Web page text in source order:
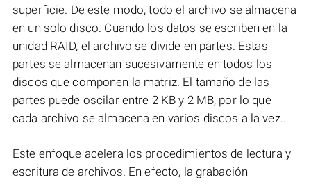
superficie. De este modo, todo el archivo se almacena
en un solo disco. Cuando los datos se escriben en la
unidad RAID, el archivo se divide en partes. Estas
partes se almacenan sucesivamente en todos los
discos que componen la matriz. El tamaño de las
partes puede oscilar entre 2 KB y 2 MB, por lo que
cada archivo se almacena en varios discos a la vez..
Este enfoque acelera los procedimientos de lectura y
escritura de archivos. En efecto, la grabación